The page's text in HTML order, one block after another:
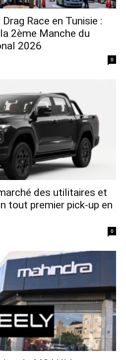
Race en Tunisie :
2ème Manche du
2026
0
des utilitaires et
tout premier pick-up en
0